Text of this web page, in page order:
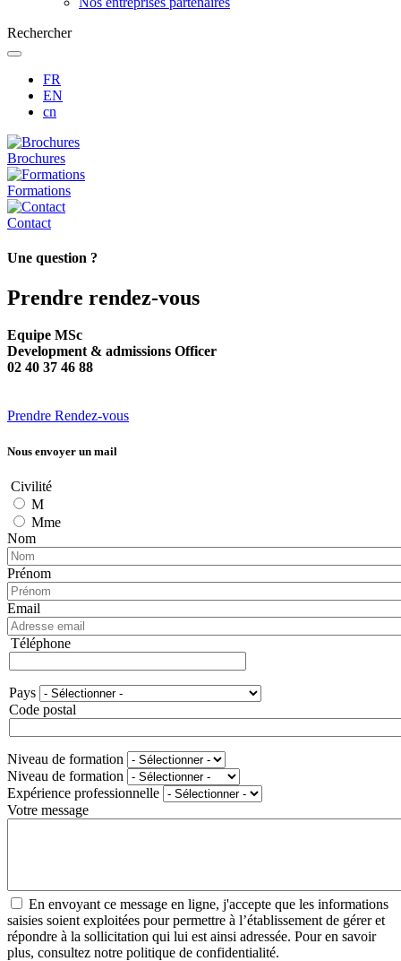
Rechercher
FR
EN
cn
Brochures
Formations
Contact
Une question ?
Prendre rendez-vous
Equipe MSc
Development & admissions Officer
02 40 37 46 88
Prendre Rendez-vous
Nous envoyer un mail
Civilité
M
Mme
Nom
Prénom
Email
Téléphone
Adresse
Pays
Code postal
Niveau de formation
Niveau de formation
Expérience professionnelle
Votre message
En envoyant ce message en ligne, j'accepte que les informations
saisies soient exploitées pour permettre à l’établissement de gérer et
répondre à la sollicitation qui lui est ainsi adressée. Pour en savoir
plus, consultez notre politique de confidentialité.